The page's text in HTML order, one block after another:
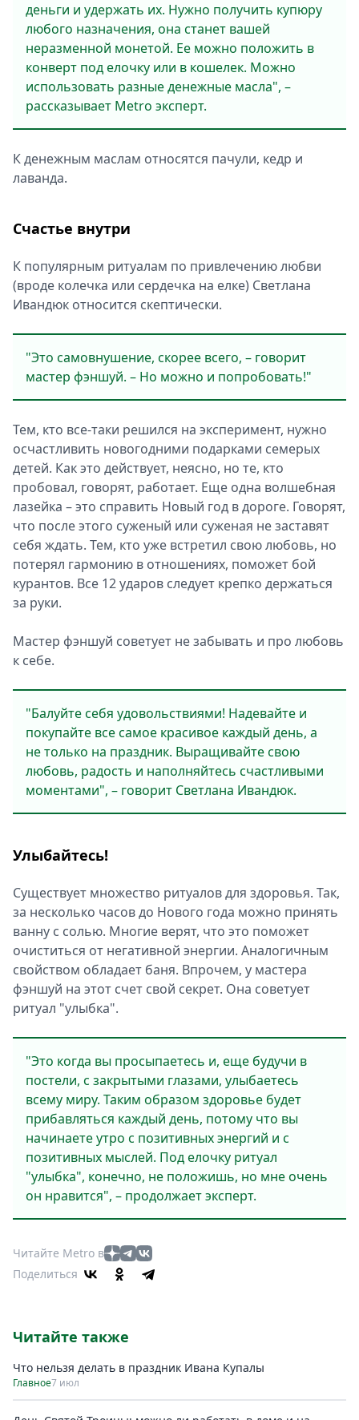
деньги и удержать их. Нужно получить купюру
любого назначения, она станет вашей
неразменной монетой. Ее можно положить в
конверт под елочку или в кошелек. Можно
использовать разные денежные масла", –
рассказывает Metro эксперт.
К денежным маслам относятся пачули, кедр и
лаванда.
Счастье внутри
К популярным ритуалам по привлечению любви
(вроде колечка или сердечка на елке) Светлана
Ивандюк относится скептически.
"Это самовнушение, скорее всего, – говорит
мастер фэншуй. – Но можно и попробовать!"
Тем, кто все-таки решился на эксперимент, нужно
осчастливить новогодними подарками семерых
детей. Как это действует, неясно, но те, кто
пробовал, говорят, работает. Еще одна волшебная
лазейка – это справить Новый год в дороге. Говорят,
что после этого суженый или суженая не заставят
себя ждать. Тем, кто уже встретил свою любовь, но
потерял гармонию в отношениях, поможет бой
курантов. Все 12 ударов следует крепко держаться
за руки.
Мастер фэншуй советует не забывать и про любовь
к себе.
"Балуйте себя удовольствиями! Надевайте и
покупайте все самое красивое каждый день, а
не только на праздник. Выращивайте свою
любовь, радость и наполняйтесь счастливыми
моментами", – говорит Светлана Ивандюк.
Улыбайтесь!
Существует множество ритуалов для здоровья. Так,
за несколько часов до Нового года можно принять
ванну с солью. Многие верят, что это поможет
очиститься от негативной энергии. Аналогичным
свойством обладает баня. Впрочем, у мастера
фэншуй на этот счет свой секрет. Она советует
ритуал "улыбка".
"Это когда вы просыпаетесь и, еще будучи в
постели, с закрытыми глазами, улыбаетесь
всему миру. Таким образом здоровье будет
прибавляться каждый день, потому что вы
начинаете утро с позитивных энергий и с
позитивных мыслей. Под елочку ритуал
"улыбка", конечно, не положишь, но мне очень
он нравится", – продолжает эксперт.
Читайте Metro в
Поделиться
Читайте также
Что нельзя делать в праздник Ивана Купалы
Главное7 июл